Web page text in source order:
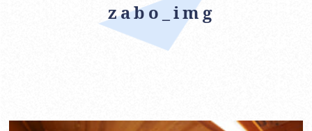
zabo_img